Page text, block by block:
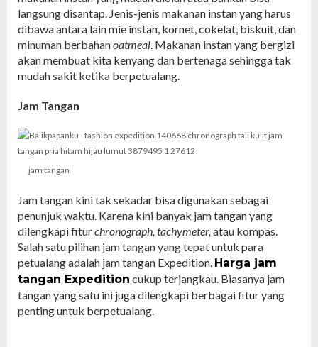
langsung disantap. Jenis-jenis makanan instan yang harus
dibawa antara lain mie instan, kornet, cokelat, biskuit, dan
minuman berbahanoatmeal. Makanan instan yang bergizi
akan membuat kita kenyang dan bertenaga sehingga tak
mudah sakit ketika berpetualang.
Jam Tangan
jam tangan
Jam tangan kini tak sekadar bisa digunakan sebagai
penunjuk waktu. Karena kini banyak jam tangan yang
dilengkapi fiturchronograph, tachymeter, atau kompas.
Salah satu pilihan jam tangan yang tepat untuk para
petualang adalah jam tangan Expedition. Harga jam
tangan Expedition cukup terjangkau. Biasanya jam
tangan yang satu ini juga dilengkapi berbagai fitur yang
penting untuk berpetualang.